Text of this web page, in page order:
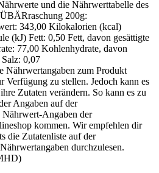
und die Nährwerttabelle des
200g:
343,00 Kilokalorien (kcal)
(kJ) Fett: 0,50 Fett, davon gesättigte
77,00 Kohlenhydrate, davon
0,07
Nährwertangaben zum Produkt
Verfügung zu stellen. Jedoch kann es
Zutaten verändern. So kann es zu
Angaben auf der
Angaben der
kommen. Wir empfehlen dir
die Zutatenliste auf der
durchzulesen.